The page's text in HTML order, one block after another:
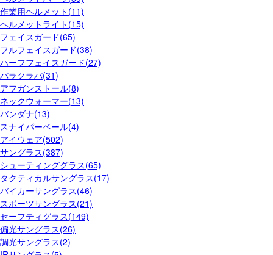
作業用ヘルメット(11)
ヘルメットライト(15)
フェイスガード(65)
フルフェイスガード(38)
ハーフフェイスガード(27)
バラクラバ(31)
アフガンストール(8)
ネックウォーマー(13)
バンダナ(13)
スナイパーベール(4)
アイウェア(502)
サングラス(387)
シューティンググラス(65)
タクティカルサングラス(17)
バイカーサングラス(46)
スポーツサングラス(21)
セーフティグラス(149)
偏光サングラス(26)
調光サングラス(2)